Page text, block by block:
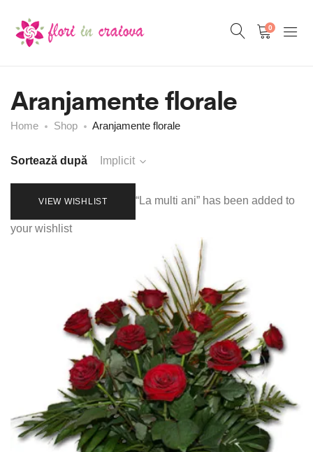
0
Aranjamente florale
Home Shop Aranjamente florale
Sortează după Implicit
VIEW WISHLIST “La multi ani” has been added to
your wishlist